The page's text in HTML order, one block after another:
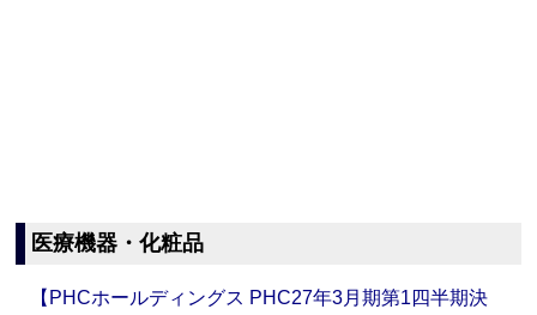
医療機器・化粧品
【PHCホールディングス PHC27年3月期第1四半期決